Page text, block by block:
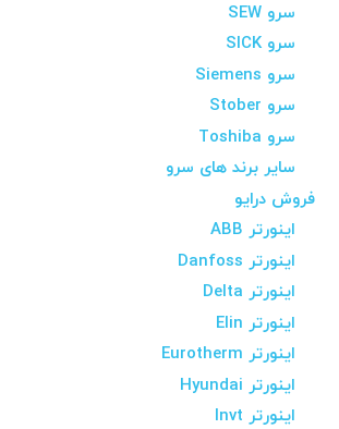
سرو SEW
سرو SICK
سرو Siemens
سرو Stober
سرو Toshiba
سایر برند های سرو
فروش درایو
اینورتر ABB
اینورتر Danfoss
اینورتر Delta
اینورتر Elin
اینورتر Eurotherm
اینورتر Hyundai
اینورتر Invt